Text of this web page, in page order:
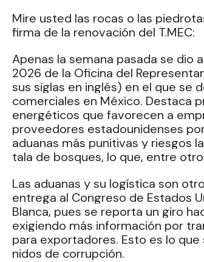
Mire usted las rocas o las
firma de la renovación del T.MEC:
Apenas la semana pasada se dio
2026 de la Oficina del
sus siglas en inglés) en el que se
comerciales en México. Destaca
energéticos que favorecen a
proveedores estadounidenses
aduanas más punitivas y riesgos
tala de bosques, lo que, entre
Las aduanas y su logística son
entrega al Congreso de Estados
Blanca, pues se reporta un giro
exigiendo más información por
para exportadores. Esto es lo
nidos de corrupción.